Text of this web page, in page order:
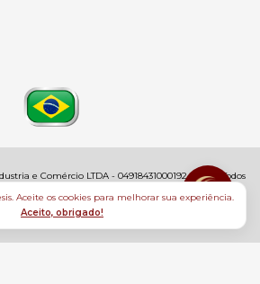
Aceite os cookies para melhorar sua experiência.
Aceito, obrigado!
e Comércio LTDA - 04918431000192 - 2026. Todos